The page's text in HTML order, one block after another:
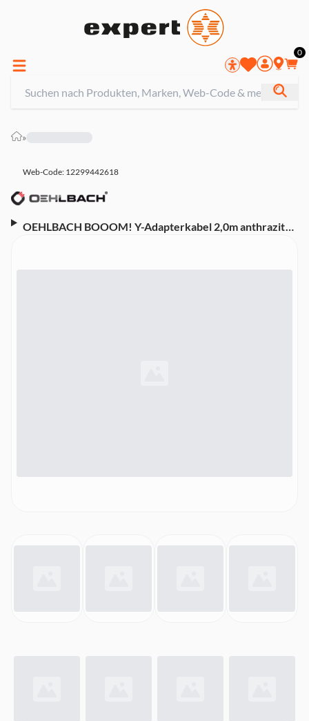
0
»
Web-Code: 12299442618
OEHLBACH BOOOM! Y-Adapterkabel 2,0m anthrazit